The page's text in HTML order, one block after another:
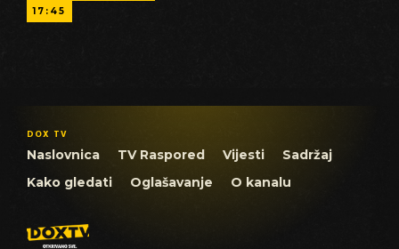
17:45
DOX TV
Naslovnica TV Raspored Vijesti
Sadržaj
Kako gledati
Oglašavanje O kanalu